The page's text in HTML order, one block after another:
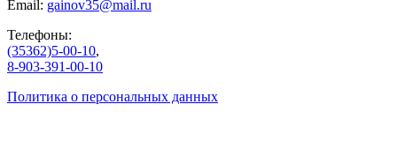
Email: gainov35@mail.ru
Телефоны:
(35362)5-00-10,
8-903-391-00-10
Политика о персональных данных